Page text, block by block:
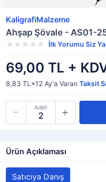
KaligrafiMalzeme
Ahşap Şövale - AS01-
İlk Yorumu Siz
69,00 TL +
8,83 TL×12 Ay'a Varan Taksit
Adet
Ürün Açıklaması
Satıcıya Danış